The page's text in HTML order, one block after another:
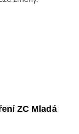
ZC Mladá